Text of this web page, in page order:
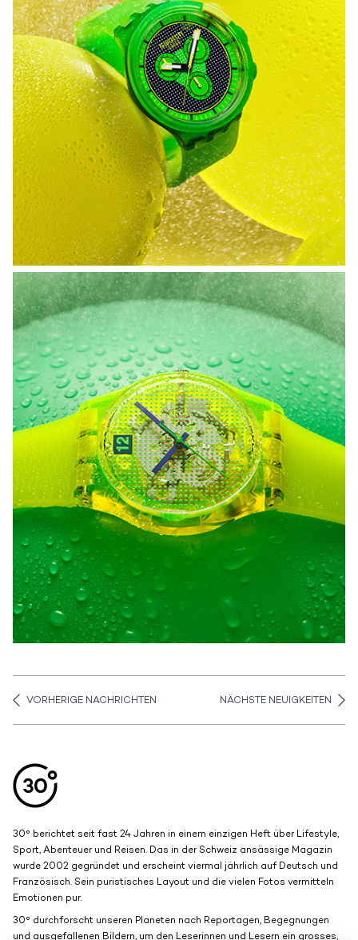
VORHERIGE NACHRICHTEN NÄCHSTE NEUIGKEITEN
30° berichtet seit fast 24 Jahren in einem einzigen Heft über Lifestyle,
Sport, Abenteuer und Reisen. Das in der Schweiz ansässige Magazin
wurde 2002 gegründet und erscheint viermal jährlich auf Deutsch und
Französisch. Sein puristisches Layout und die vielen Fotos vermitteln
Emotionen pur.
30° durchforscht unseren Planeten nach Reportagen, Begegnungen
und ausgefallenen Bildern, um den Leserinnen und Lesern ein grosses,